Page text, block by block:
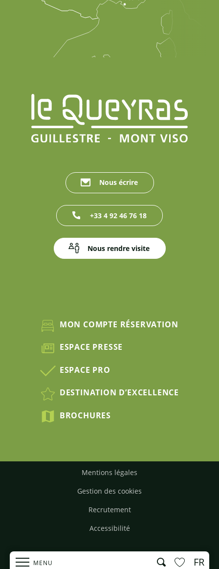
MENU Recherche FR
Nous écrire
+33 4 92 46 76 18
Nous rendre visite
MON COMPTE RÉSERVATION
ESPACE PRESSE
ESPACE PRO
DESTINATION D’EXCELLENCE
BROCHURES
Mentions légales
Gestion des cookies
Recrutement
Accessibilité